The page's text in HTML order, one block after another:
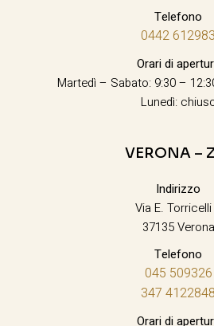
Telefono
0442 612983
Orari di
Martedì – Sabato: 9:30 –
Lunedì:
VERONA –
Indirizzo
Via E.
37135 Verona
Telefono
045 509326
347 4122848
Orari di